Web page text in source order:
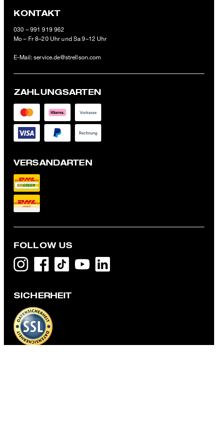
299,00 €
inkl. MwSt
KONTAKT
030 – 991 919 962
Mo – Fr 8–20 Uhr und Sa 9–12 Uhr
E-Mail:service.de@strellson.com
ZAHLUNGSARTEN
VERSANDARTEN
FOLLOW US
SICHERHEIT